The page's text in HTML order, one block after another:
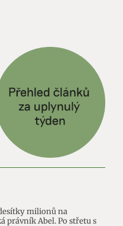
milionů na
právník Abel. Po střetu s